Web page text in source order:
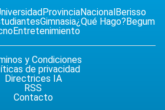
ProvinciaNacionalBerisso
Gimnasia¿Qué Hago?Begum
Entretenimiento
y Condiciones
de privacidad
Directrices IA
RSS
Contacto